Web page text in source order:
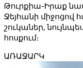
Թուրքիա-Իրաք
Ջեյհանի միջոցով
շուկաներ,
հոսքում։
ԱՌԱՋԱՐԿ